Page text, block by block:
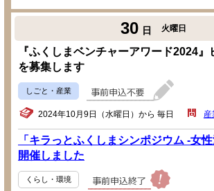
30 日 火曜日
『ふくしまベンチャーアワード2024
を募集します
しごと・産業
2024年10月9日（水曜日）から 毎日 産
「キラっとふくしまシンポジウム -女
開催しました
くらし・環境